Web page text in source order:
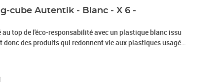
cube Autentik - Blanc - X 6 -
au top de l'éco-responsabilité avec un plastique blanc issu
donc des produits qui redonnent vie aux plastiques usagés.
Cette gamme aux influences scandinaves et aux couleurs
bleu gris saura se fondre dans les intérieurs comme dans